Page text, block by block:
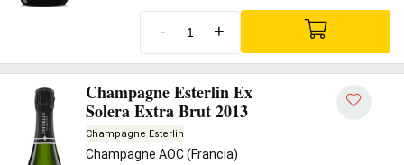
- +
Champagne Esterlin Ex
Solera Extra Brut 2013
Champagne Esterlin
Champagne AOC (Francia)